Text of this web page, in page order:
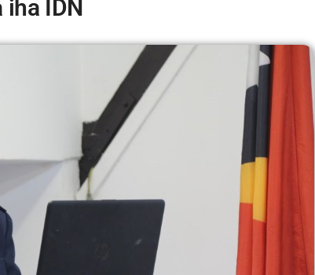
iha IDN